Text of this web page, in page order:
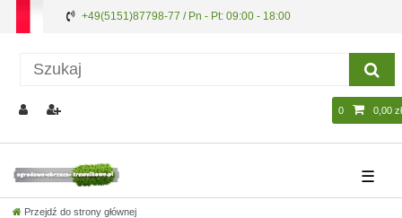
+49(5151)87798-77 / Pn - Pt: 09:00 - 18:00
0 0,00 zł
☰
Przejdź do strony głównej